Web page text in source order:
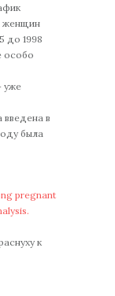
женщин
до 1998
особо
уже
введена в
былa
pregnant
к